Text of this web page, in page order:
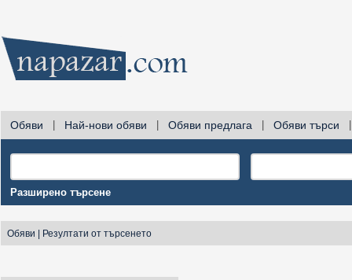
Обяви Най-нови обяви Обяви предлага Обяви търси
Разширено търсене
Обяви Резултати от търсенето